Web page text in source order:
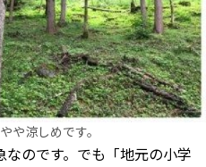
や涼しめです。
のです。でも「地元の小学